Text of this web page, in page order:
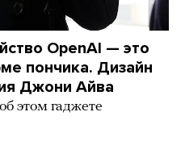
OpenAI — это
пончика. Дизайн
Джони Айва
этом гаджете